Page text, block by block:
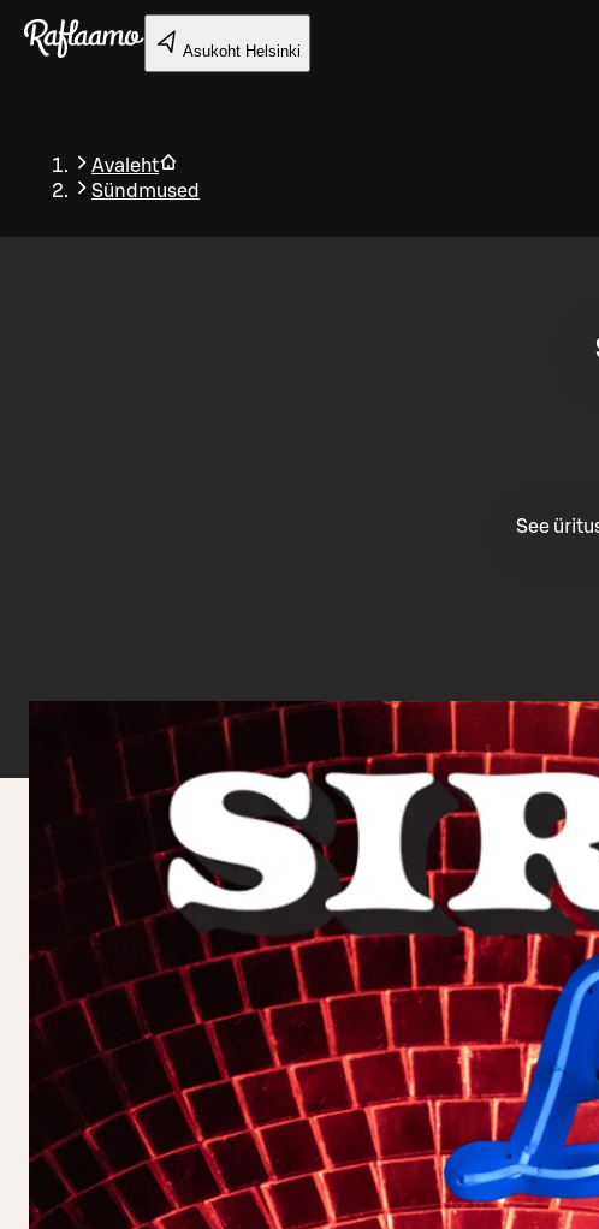
Liigu peamise sisu juurde
Asukoht Helsinki
Avaleht
Sündmused
Tagasi
See